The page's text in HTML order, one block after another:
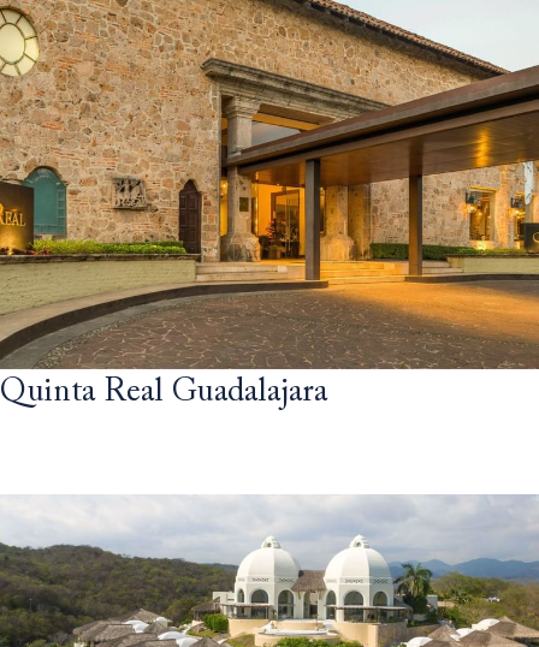
Quinta Real Guadalajara